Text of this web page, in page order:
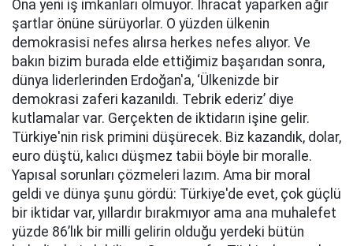
Ona yeni iş imkanları olmuyor. İhracat yaparken ağır
şartlar önüne sürüyorlar. O yüzden ülkenin
demokrasisi nefes alırsa herkes nefes alıyor. Ve
bakın bizim burada elde ettiğimiz başarıdan sonra,
dünya liderlerinden Erdoğan'a, ‘Ülkenizde bir
demokrasi zaferi kazanıldı. Tebrik ederiz’ diye
kutlamalar var. Gerçekten de iktidarın işine gelir.
Türkiye'nin risk primini düşürecek. Biz kazandık, dolar,
euro düştü, kalıcı düşmez tabii böyle bir moralle.
Yapısal sorunları çözmeleri lazım. Ama bir moral
geldi ve dünya şunu gördü: Türkiye'de evet, çok güçlü
bir iktidar var, yıllardır bırakmıyor ama ana muhalefet
yüzde 86’lık bir milli gelirin olduğu yerdeki bütün